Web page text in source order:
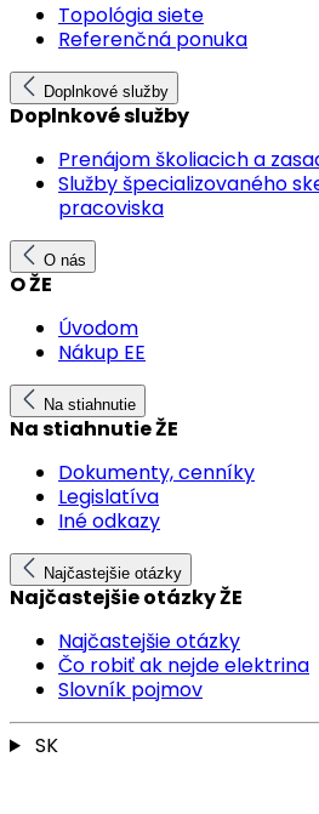
Topológia siete
Referenčná ponuka
Doplnkové služby
Doplnkové služby
Prenájom školiacich a
Služby špecializovaného
pracoviska
O nás
O ŽE
Úvodom
Nákup EE
Na stiahnutie
Na stiahnutie ŽE
Dokumenty, cenníky
Legislatíva
Iné odkazy
Najčastejšie otázky
Najčastejšie otázky ŽE
Najčastejšie otázky
Čo robiť ak nejde elektrina
Slovník pojmov
SK